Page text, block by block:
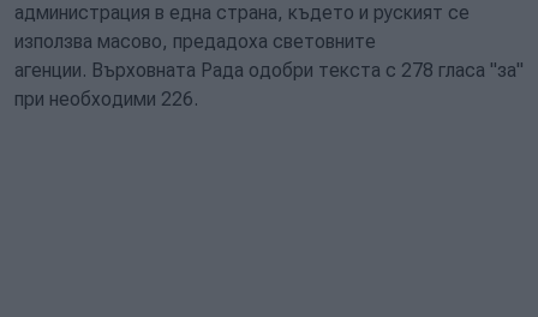
администрация в една страна, където и руският се
използва масово, предадоха световните
агенции. Върховната Рада одобри текста с 278 гласа "за"
при необходими 226.